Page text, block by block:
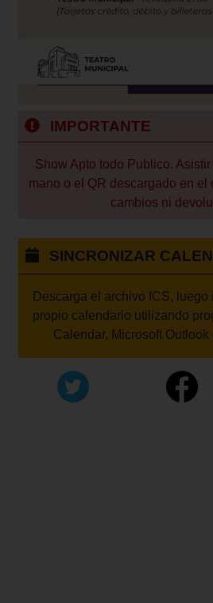
IMPORTANTE
Show Apto todo Publico.
mano o el QR descargado en el
cambios ni
SINCRONIZAR
Descarga el archivo ICS, luego
propio calendario utilizando
Calendar, Microsoft